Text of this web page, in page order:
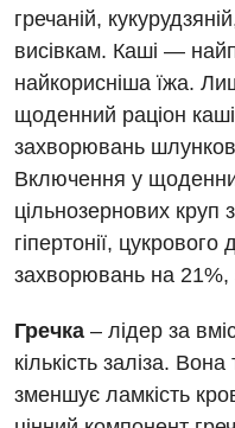
Вакансії
Інтернатура
Енциклопедія
Діагностичне
Ендоскопічне
гречаній,
висівкам. Каші —
найкорисніша їжа.
щоденний раціон
захворювань
Включення у
цільнозернових круп
гіпертонії,
захворювань на 21%,
Гречка – лідер за
кількість заліза.
зменшує ламкість